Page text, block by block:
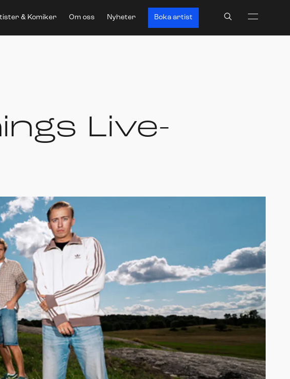
& Komiker Om oss Nyheter Boka artist
Live-